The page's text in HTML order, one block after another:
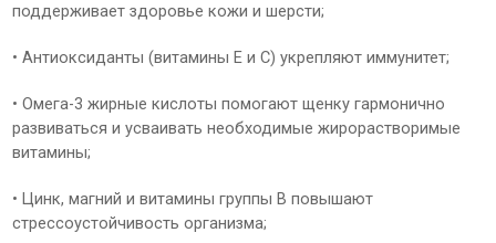
поддерживает здоровье кожи и шерсти;
• Антиоксиданты (витамины Е и С) укрепляют иммунитет;
• Омега-3 жирные кислоты помогают щенку гармонично
развиваться и усваивать необходимые жирорастворимые
витамины;
• Цинк, магний и витамины группы В повышают
стрессоустойчивость организма;